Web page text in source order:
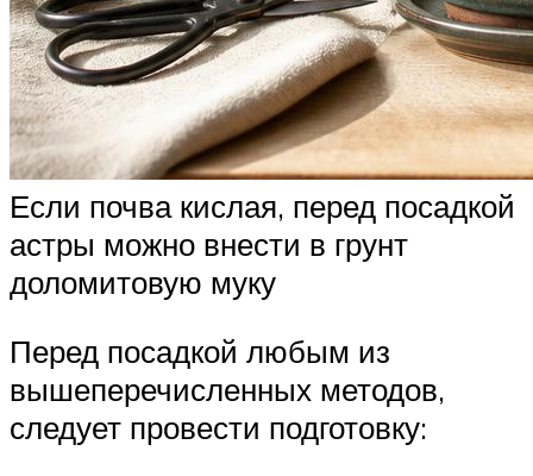
Если почва кислая, перед посадкой
астры можно внести в грунт
доломитовую муку
Перед посадкой любым из
вышеперечисленных методов,
следует провести подготовку: